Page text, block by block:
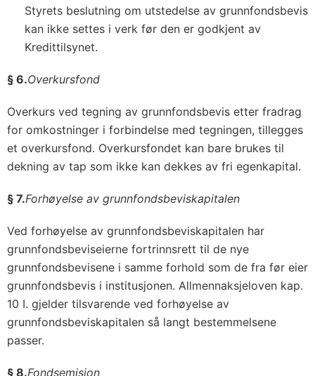
Styrets beslutning om utstedelse av grunnfondsbevis
kan ikke settes i verk før den er godkjent av
Kredittilsynet.
§ 6.Overkursfond
Overkurs ved tegning av grunnfondsbevis etter fradrag
for omkostninger i forbindelse med tegningen, tillegges
et overkursfond. Overkursfondet kan bare brukes til
dekning av tap som ikke kan dekkes av fri egenkapital.
§ 7.Forhøyelse av grunnfondsbeviskapitalen
Ved forhøyelse av grunnfondsbeviskapitalen har
grunnfondsbeviseierne fortrinnsrett til de nye
grunnfondsbevisene i samme forhold som de fra før eier
grunnfondsbevis i institusjonen. Allmennaksjeloven kap.
10 I. gjelder tilsvarende ved forhøyelse av
grunnfondsbeviskapitalen så langt bestemmelsene
passer.
§ 8.Fondsemisjon